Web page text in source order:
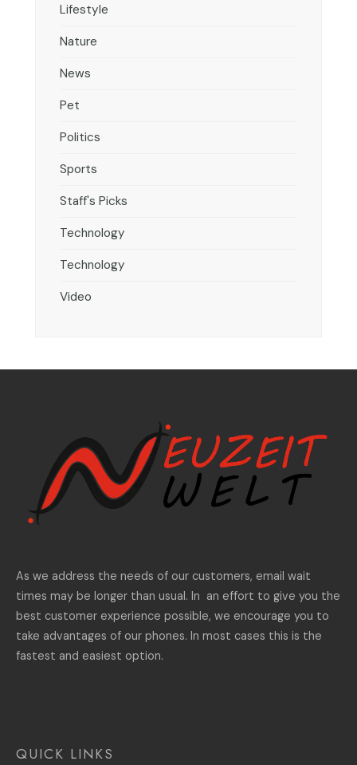
Lifestyle
Nature
News
Pet
Politics
Sports
Staff's Picks
Technology
Technology
Video
As we address the needs of our customers, email wait
times may be longer than usual. In an effort to give you the
best customer experience possible, we encourage you to
take advantages of our phones. In most cases this is the
fastest and easiest option.
QUICK LINKS